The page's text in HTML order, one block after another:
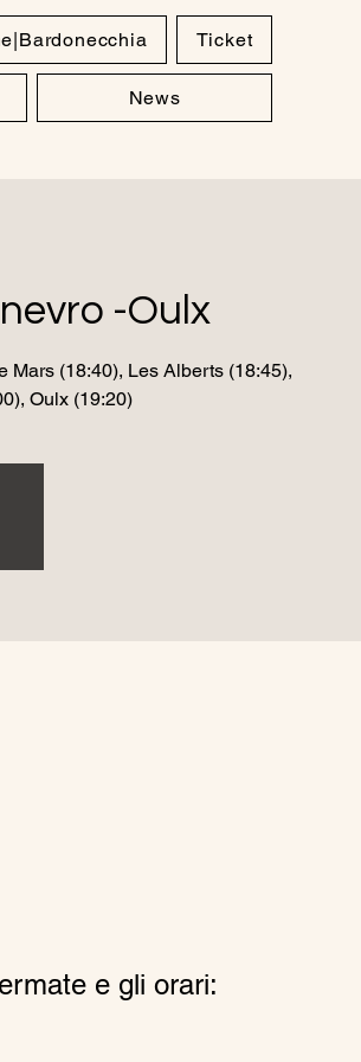
Ticket
News
-Oulx
(18:40), Les Alberts (18:45),
Oulx (19:20)
e gli orari: